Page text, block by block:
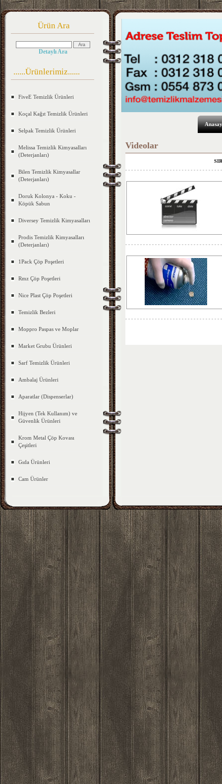
Ürün Ara
Detaylı Ara
......Ürünlerimiz......
FiveE Temizlik Ürünleri
Koçal Kağıt Temizlik Ürünleri
Selpak Temizlik Ürünleri
Melissa Temizlik Kimyasalları
(Deterjanları)
Bilen Temizlik Kimyasallar
(Deterjanları)
Doruk Kolonya - Koku -
Köpük Sabun
Diversey Temizlik Kimyasalları
Prodis Temizlik Kimyasalları
(Deterjanları)
1Pack Çöp Poşetleri
Rmz Çöp Poşetleri
Nice Plast Çöp Poşetleri
Temizlik Bezleri
Moppro Paspas ve Moplar
Market Grubu Ürünleri
Sarf Temizlik Ürünleri
Ambalaj Ürünleri
Aparatlar (Dispenserlar)
Hijyen (Tek Kullanım) ve
Güvenlik Ürünleri
Krom Metal Çöp Kovası
Çeşitleri
Gıda Ürünleri
Cam Ürünler
Videolar